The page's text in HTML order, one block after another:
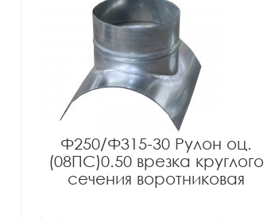
Ф250/Ф315-30 Рулон оц.
(08ПС)0.50 врезка круглого
сечения воротниковая